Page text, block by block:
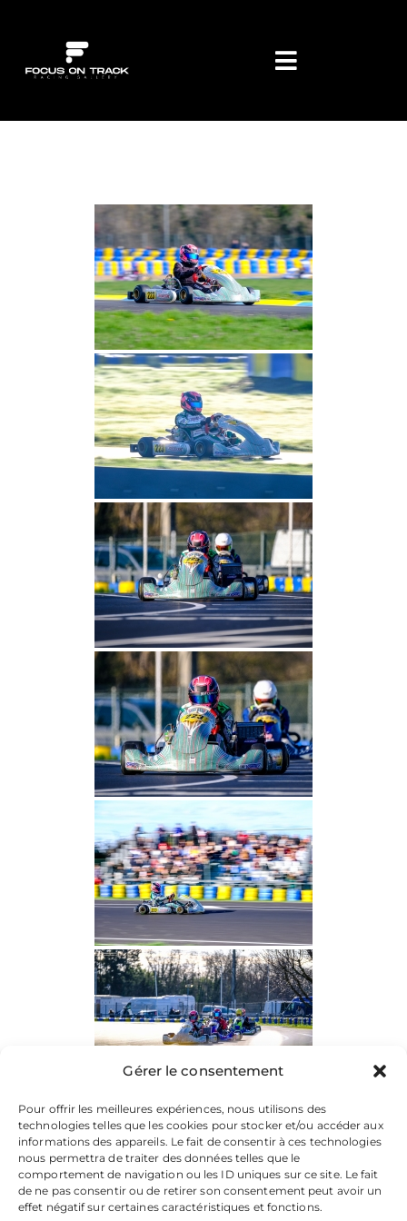
Gérer le consentement
Pour offrir les meilleures expériences, nous utilisons des
technologies telles que les cookies pour stocker et/ou accéder aux
informations des appareils. Le fait de consentir à ces technologies
nous permettra de traiter des données telles que le
comportement de navigation ou les ID uniques sur ce site. Le fait
de ne pas consentir ou de retirer son consentement peut avoir un
effet négatif sur certaines caractéristiques et fonctions.